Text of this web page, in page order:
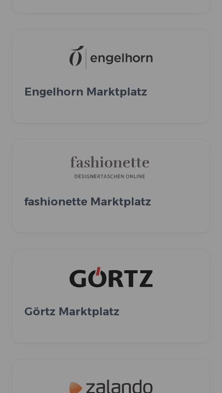
Engelhorn Marktplatz
fashionette Marktplatz
Görtz Marktplatz